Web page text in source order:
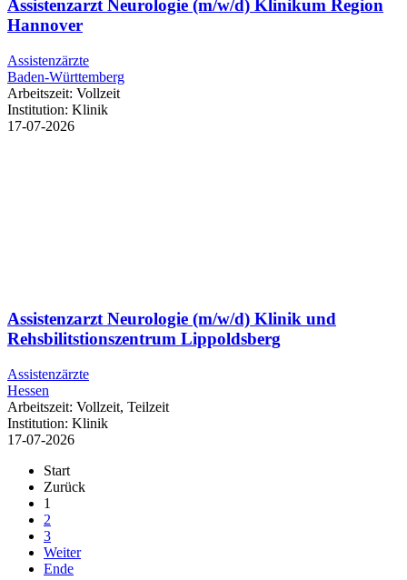
Assistenzarzt Neurologie (m/w/d) Klinikum Region
Hannover
Assistenzärzte
Baden-Württemberg
Arbeitszeit: Vollzeit
Institution: Klinik
17-07-2026
Assistenzarzt Neurologie (m/w/d) Klinik und
Rehsbilitstionszentrum Lippoldsberg
Assistenzärzte
Hessen
Arbeitszeit: Vollzeit, Teilzeit
Institution: Klinik
17-07-2026
Start
Zurück
1
2
3
Weiter
Ende